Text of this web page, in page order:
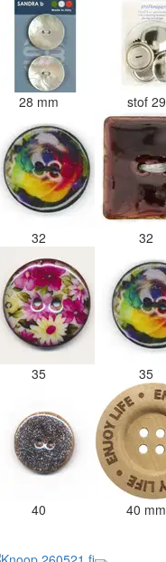
28 mm stof 29
32 32
35 35
40 40 mm